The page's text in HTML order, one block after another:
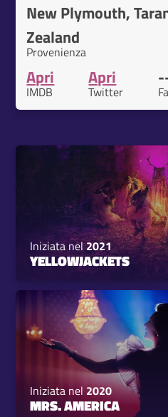
New Plymouth,
Zealand
Provenienza
Apri
IMDB
Apri
Twitter
Iniziata nel2021
YELLOWJACKETS
Iniziata nel2020
MRS. AMERICA